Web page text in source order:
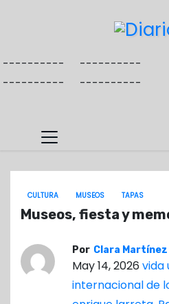
t
a
----------
----------
----------
----------
CULTURA MUSEOS TAPAS
Museos, fiesta y
Por Clara Martínez
May 14, 2026 vida
internacional de